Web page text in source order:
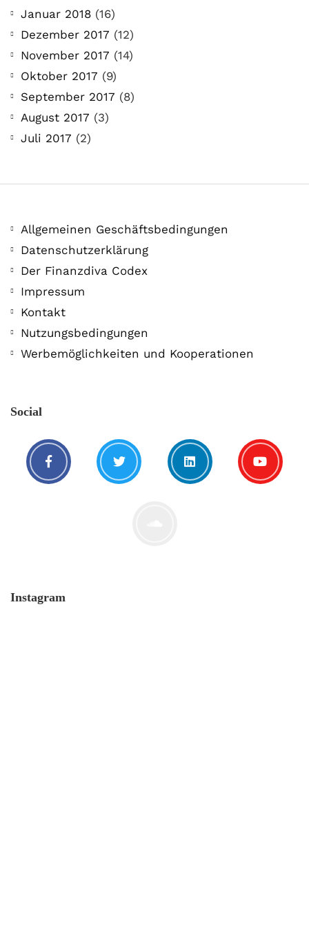
Januar 2018 (16)
Dezember 2017 (12)
November 2017 (14)
Oktober 2017 (9)
September 2017 (8)
August 2017 (3)
Juli 2017 (2)
Allgemeinen Geschäftsbedingungen
Datenschutzerklärung
Der Finanzdiva Codex
Impressum
Kontakt
Nutzungsbedingungen
Werbemöglichkeiten und Kooperationen
Social
Instagram
21. Juli. 2021
Der Leserbrief der Woche Viele Leser
stellen ganz persönliche Fragen. Vielleicht
hast du auch spezielle Fragen im Kopf?
Aber du hast dich bis jetzt nicht getraut sie
zu stellen? Kein Problem!...